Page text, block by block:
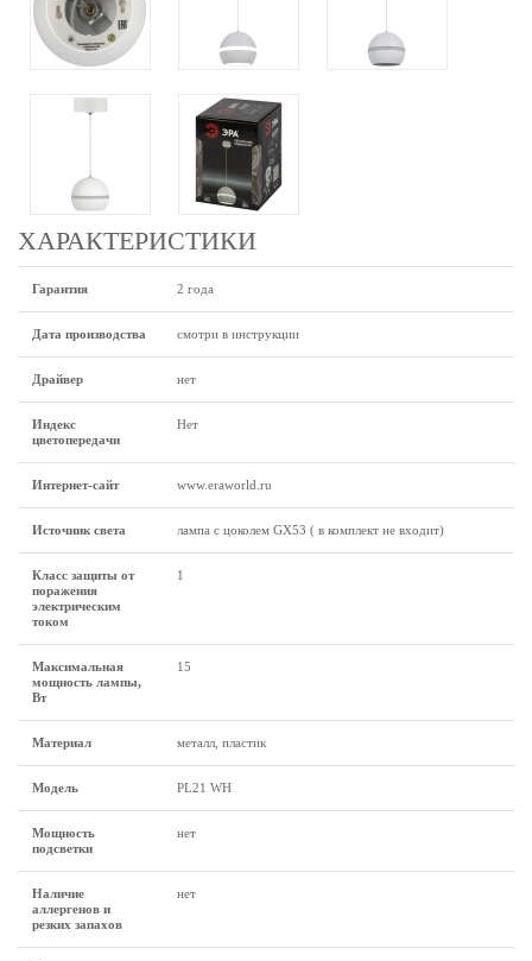
ХАРАКТЕРИСТИКИ
Гарантия 2 года
Дата производства смотри в инструкции
Драйвер нет
Индекс
цветопередачи
Нет
Интернет-сайт www.eraworld.ru
Источник света лампа с цоколем GX53 ( в комплект не входит)
Класс защиты от
поражения
электрическим
током
1
Максимальная
мощность лампы,
Вт
15
Материал металл, пластик
Модель PL21 WH
Мощность
подсветки
нет
Наличие
аллергенов и
резких запахов
нет